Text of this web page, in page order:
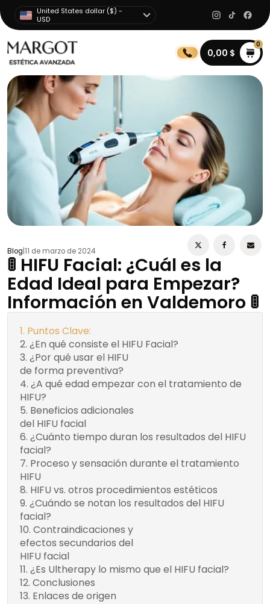
United States dollar ($) -
USD
0,00 $
0
Blog 11 de marzo de 2024
🚦 HIFU Facial: ¿Cuál es la
Edad Ideal para Empezar?
Información en Valdemoro 🚦
Puntos Clave:
¿En qué consiste el HIFU Facial?
¿Por qué usar el HIFU
de forma preventiva?
preventivo:
¿A qué edad empezar con el tratamiento de
HIFU?
Beneficios adicionales
del HIFU facial
Mejora de la
¿Cuánto tiempo duran los resultados del HIFU
facial?
Proceso y sensación durante el tratamiento
HIFU
HIFU vs. otros procedimientos estéticos
¿Cuándo se notan los resultados del HIFU
facial?
Contraindicaciones y
efectos secundarios del
HIFU facial
Efectos
¿Es Ultherapy lo mismo que el HIFU facial?
Conclusiones
Enlaces de origen